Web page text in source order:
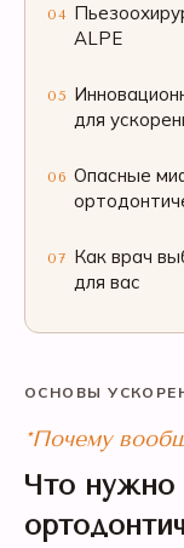
04
ALPE
05
для
06 Опасные
07 Как врач
для вас
ОСНОВЫ
*Почему
Что нужно